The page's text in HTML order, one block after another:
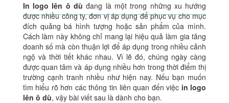
In logo lên ô dù đang là một trong những xu hướng
được nhiều công ty, đơn vị áp dụng để phục vụ cho mục
đích quảng bá hình tượng hoặc sản phẩm của mình.
Cách làm này không chỉ mang lại hiệu quả làm gia tăng
doanh số mà còn thuận lợi để áp dụng trong nhiều cảnh
ngộ và thời tiết khác nhau. Vì lẽ đó, chúng ngày càng
được quan tâm và áp dụng nhiều hơn trong thời điểm thị
trường cạnh tranh nhiều như hiện nay. Nếu bạn muốn
tìm hiểu rõ hơn các thông tin liên quan đến việc in logo
lên ô dù, vậy bài viết sau là dành cho bạn.